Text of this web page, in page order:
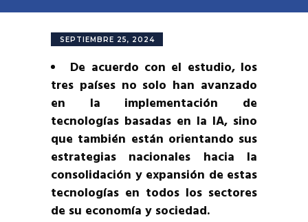
SEPTIEMBRE 25, 2024
De acuerdo con el estudio, los
tres países no solo han avanzado
en la implementación de
tecnologías basadas en la IA, sino
que también están orientando sus
estrategias nacionales hacia la
consolidación y expansión de estas
tecnologías en todos los sectores
de su economía y sociedad.